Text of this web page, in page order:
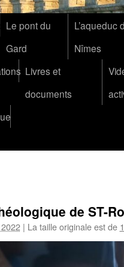
Le pont du
Gard
L’aqueduc
Nîmes
Livres et
documents
de ST-
| La taille originale est de